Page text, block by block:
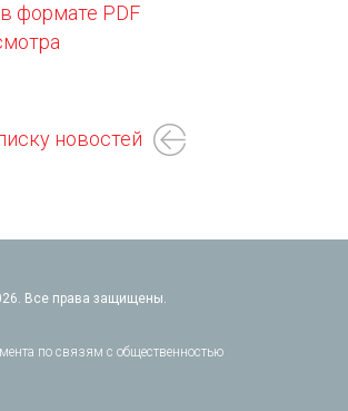
формате PDF
новостей
Все права защищены.
по связям с общественностью